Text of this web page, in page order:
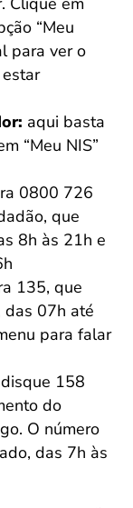
“Meu
para ver o
aqui basta
“Meu NIS”
0800 726
que
8h às 21h e
135, que
das 07h até
para falar
disque 158
do
O número
das 7h às